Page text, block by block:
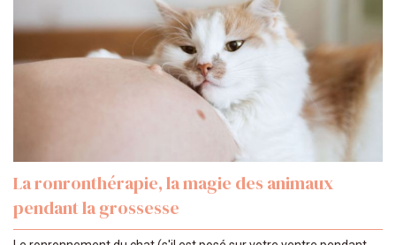
La ronronthérapie, la magie des animaux
pendant la grossesse